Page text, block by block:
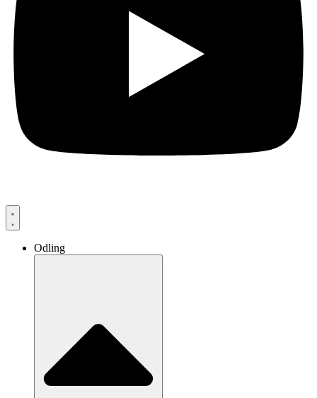
Odling